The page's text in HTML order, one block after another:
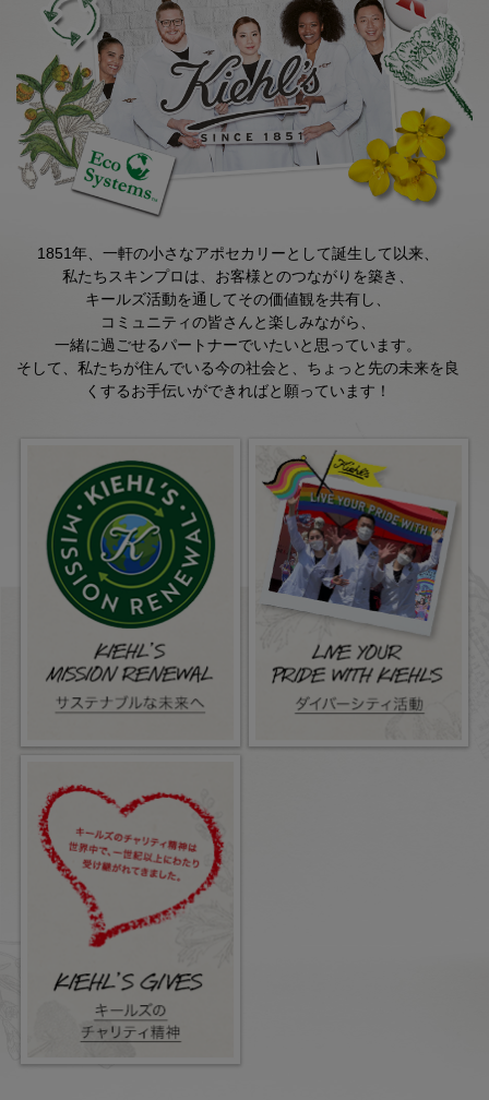
1851年、一軒の小さなアポセカリーとして誕生して以来、
私たちスキンプロは、お客様とのつながりを築き、
キールズ活動を通してその価値観を共有し、
コミュニティの皆さんと楽しみながら、
一緒に過ごせるパートナーでいたいと思っています。
そして、私たちが住んでいる今の社会と、ちょっと先の未来を良
くするお手伝いができればと願っています！